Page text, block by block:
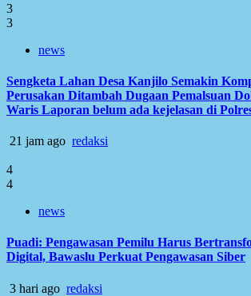
3
3
news
Sengketa Lahan Desa Kanjilo Semakin
Perusakan Ditambah Dugaan Pemalsuan
Waris Laporan belum ada kejelasan di
21 jam ago redaksi
4
4
news
Puadi: Pengawasan Pemilu Harus
Digital, Bawaslu Perkuat Pengawasan Siber
3 hari ago redaksi